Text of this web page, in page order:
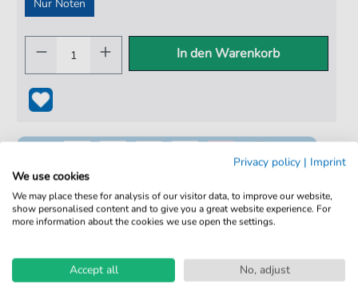
Nur Noten
In den Warenkorb
100% Legal & Lizenziert
Kein Abo. Fairer Einzelkauf.
Privacy policy | Imprint
We use cookies
We may place these for analysis of our visitor data, to improve our website,
show personalised content and to give you a great website experience. For
more information about the cookies we use open the settings.
Accept all
No, adjust